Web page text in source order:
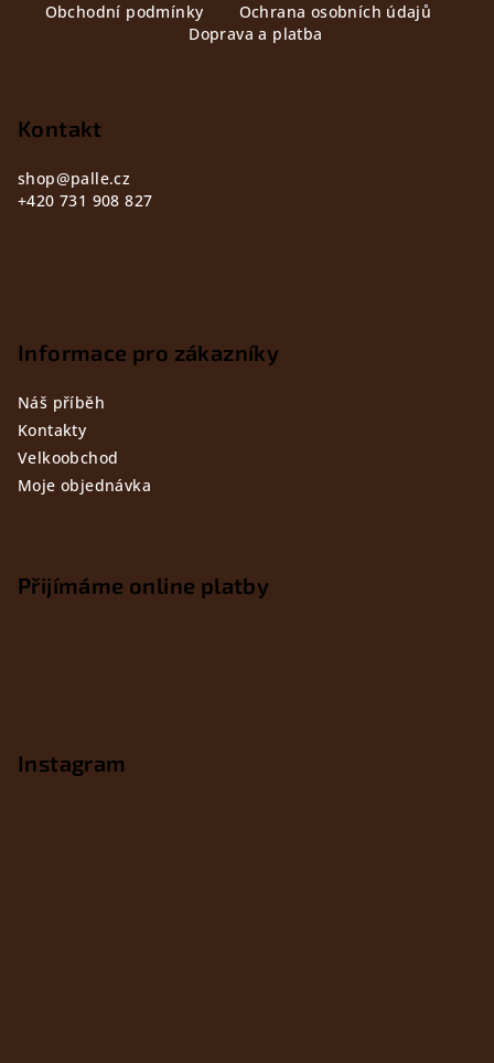
Obchodní podmínky
Ochrana osobních údajů
Doprava a platba
Kontakt
shop@palle.cz
+420 731 908 827
Informace pro zákazníky
Náš příběh
Kontakty
Velkoobchod
Moje objednávka
Přijímáme online platby
Instagram